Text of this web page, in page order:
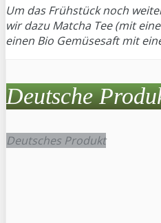
Um das Frühstück noch
wir dazu Matcha Tee (mit
einen Bio Gemüsesaft mit
Deutsche
Deutsches Produkt